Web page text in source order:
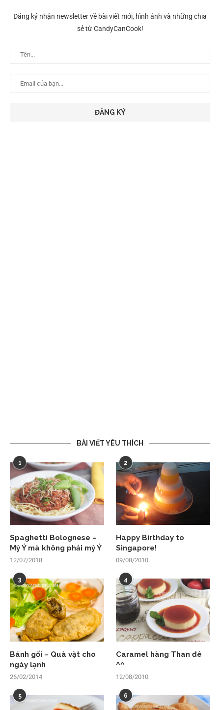
Đăng ký nhận newsletter về bài viết mới, hình ảnh và những chia
sẻ từ CandyCanCook!
BÀI VIẾT YÊU THÍCH
1
Spaghetti Bolognese –
Mỳ Ý mà không phải mỳ Ý
12/07/2018
2
Happy Birthday to
Singapore!
09/08/2010
3
Bánh gối – Quà vặt cho
ngày lạnh
26/02/2014
4
Caramel hàng Than đê
^^
12/08/2010
5 6